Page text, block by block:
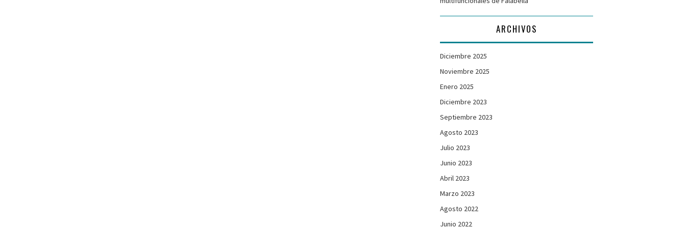
ARCHIVOS
Diciembre 2025
Noviembre 2025
Enero 2025
Diciembre 2023
Septiembre 2023
Agosto 2023
Julio 2023
Junio 2023
Abril 2023
Marzo 2023
Agosto 2022
Junio 2022